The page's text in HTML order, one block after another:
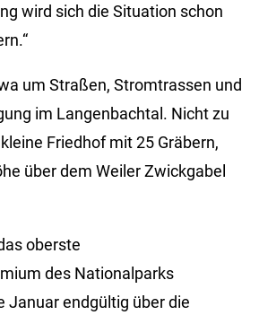
wird sich die Situation schon
um Straßen, Stromtrassen und
im Langenbachtal. Nicht zu
Friedhof mit 25 Gräbern,
über dem Weiler Zwickgabel
oberste
des Nationalparks
Januar endgültig über die